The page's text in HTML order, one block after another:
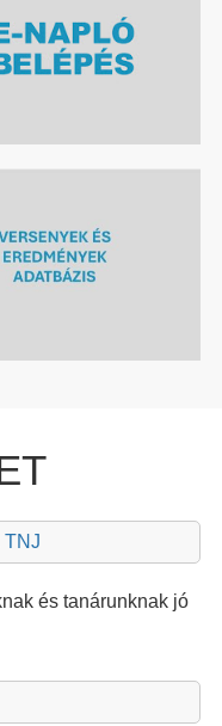
TNJ
és tanárunknak jó